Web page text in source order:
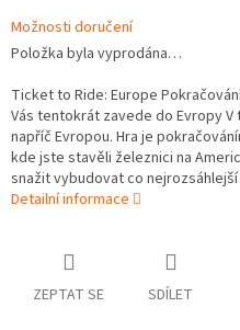
Možnosti doručení
Položka byla vyprodána…
Ticket to Ride: Europe
Vás tentokrát zavede do Evropy
napříč Evropou. Hra je
kde jste stavěli železnici na
snažit vybudovat co
Detailní informace
ZEPTAT SE SDÍLET